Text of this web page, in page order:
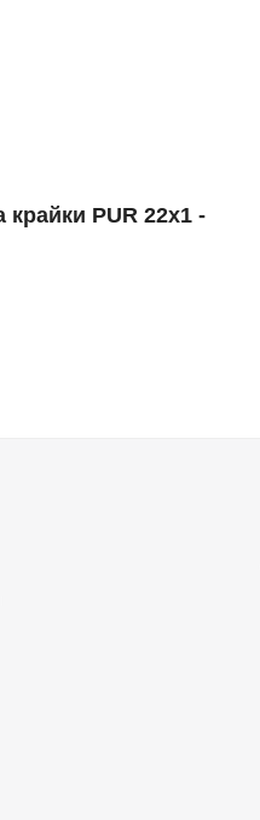
крайки PUR 22х1 ‐